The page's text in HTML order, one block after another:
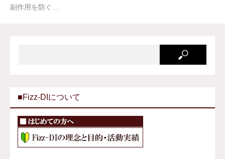
副作用を防ぐ…
■Fizz-DIについて